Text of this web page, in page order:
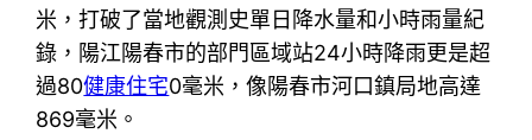
米，打破了當地觀測史單日降水量和小時雨量紀
錄，陽江陽春市的部門區域站24小時降雨更是超
過80健康住宅0毫米，像陽春市河口鎮局地高達
869毫米。